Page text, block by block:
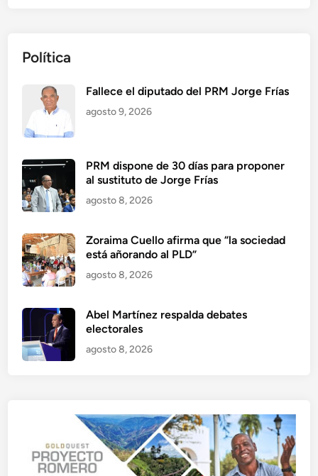
Política
Fallece el diputado del PRM Jorge Frías
agosto 9, 2026
PRM dispone de 30 días para proponer
al sustituto de Jorge Frías
agosto 8, 2026
Zoraima Cuello afirma que “la sociedad
está añorando al PLD”
agosto 8, 2026
Abel Martínez respalda debates
electorales
agosto 8, 2026